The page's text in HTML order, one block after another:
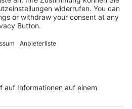
bis zu 14 Tage nach
Deutschlands).
ist mit Hilfe eines SSL-